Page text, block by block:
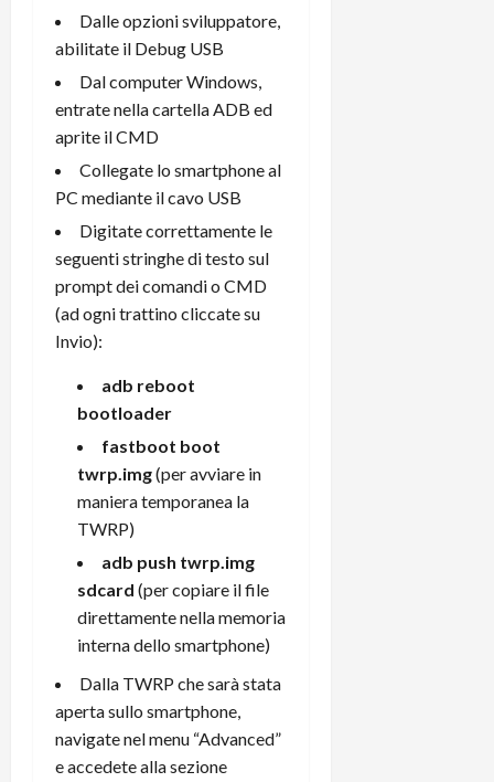
Dalle opzioni sviluppatore,
abilitate il Debug USB
Dal computer Windows,
entrate nella cartella ADB ed
aprite il CMD
Collegate lo smartphone al
PC mediante il cavo USB
Digitate correttamente le
seguenti stringhe di testo sul
prompt dei comandi o CMD
(ad ogni trattino cliccate su
Invio):
adb reboot
bootloader
fastboot boot
twrp.img(per avviare in
maniera temporanea la
TWRP)
adb push twrp.img
sdcard (per copiare il file
direttamente nella memoria
interna dello smartphone)
Dalla TWRP che sarà stata
aperta sullo smartphone,
navigate nel menu “Advanced”
e accedete alla sezione